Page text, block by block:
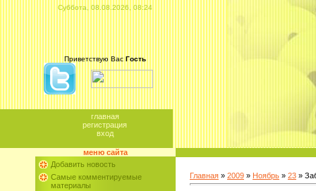
Суббота, 08.08.2026, 08:24
Приветствую Вас Гость
главная
регистрация
вход
меню сайта
Добавить новость
Самые комментируемые
материалы
Главная » 2009 » Ноябрь » 23 »